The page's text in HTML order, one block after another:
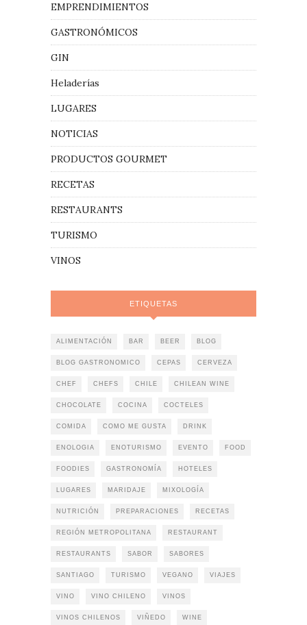
EMPRENDIMIENTOS
GASTRONÓMICOS
GIN
Heladerías
LUGARES
NOTICIAS
PRODUCTOS GOURMET
RECETAS
RESTAURANTS
TURISMO
VINOS
ETIQUETAS
ALIMENTACIÓN BAR BEER BLOG
BLOG GASTRONOMICO CEPAS CERVEZA
CHEF CHEFS CHILE CHILEAN WINE
CHOCOLATE COCINA COCTELES
COMIDA COMO ME GUSTA DRINK
ENOLOGIA ENOTURISMO EVENTO FOOD
FOODIES GASTRONOMÍA HOTELES
LUGARES MARIDAJE MIXOLOGÍA
NUTRICIÓN PREPARACIONES RECETAS
REGIÓN METROPOLITANA RESTAURANT
RESTAURANTS SABOR SABORES
SANTIAGO TURISMO VEGANO VIAJES
VINO VINO CHILENO VINOS
VINOS CHILENOS VIÑEDO WINE